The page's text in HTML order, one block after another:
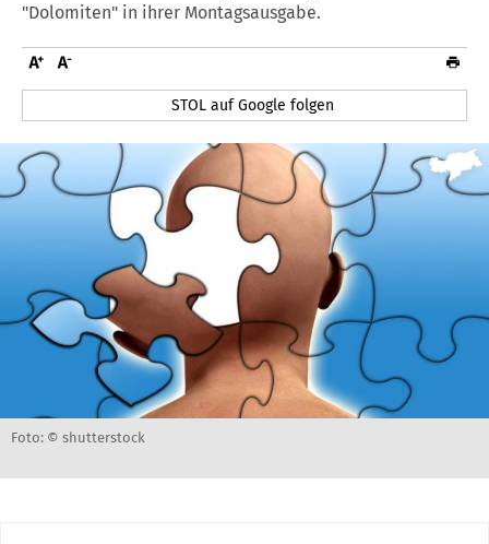
"Dolomiten" in ihrer Montagsausgabe.
STOL auf Google folgen
Foto: © shutterstock